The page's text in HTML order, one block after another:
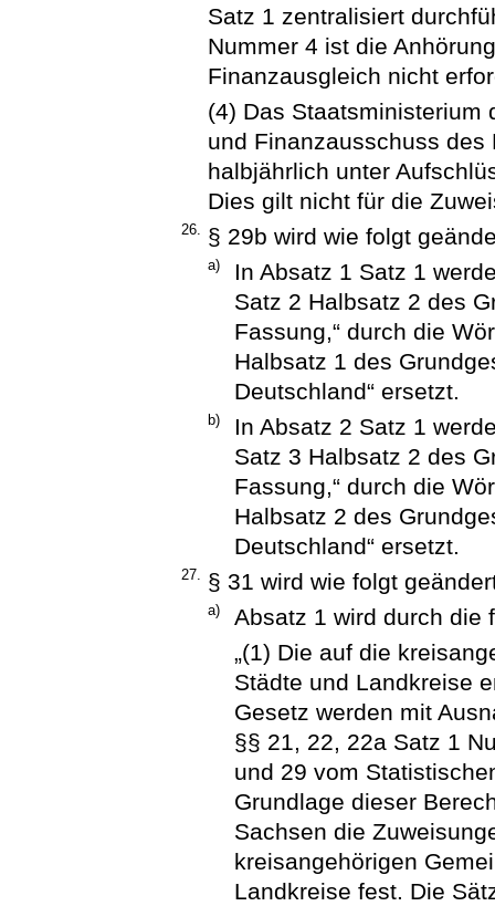
Satz 1 zentralisiert
Nummer 4 ist die
Finanzausgleich nicht
(4) Das Staatsministerium
und Finanzausschuss
halbjährlich unter
Dies gilt nicht für die
26. § 29b wird wie folgt
a)
In Absatz 1 Satz 1
Satz 2 Halbsatz 2 des
Fassung,“ durch die
Halbsatz 1 des
Deutschland“ ersetzt.
b)
In Absatz 2 Satz 1
Satz 3 Halbsatz 2 des
Fassung,“ durch die
Halbsatz 2 des
Deutschland“ ersetzt.
27. § 31 wird wie folgt
a)
Absatz 1 wird durch die
„(1) Die auf die
Städte und Landkreise
Gesetz werden mit
§§ 21, 22, 22a Satz 1
und 29 vom
Grundlage dieser
Sachsen die
kreisangehörigen
Landkreise fest. Die